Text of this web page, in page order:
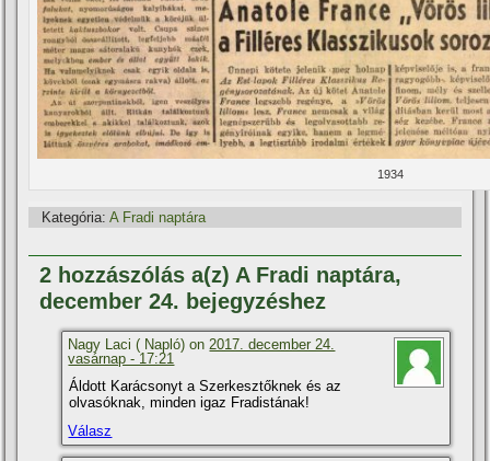
1934
Kategória: A Fradi naptára
2 hozzászólás a(z) A Fradi naptára,
december 24. bejegyzéshez
Nagy Laci ( Napló) on2017. december 24.
vasárnap - 17:21
Áldott Karácsonyt a Szerkesztőknek és az
olvasóknak, minden igaz Fradistának!
Válasz